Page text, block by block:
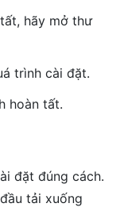
hãy mở thư
trình cài đặt.
hoàn tất.
đặt đúng cách.
tải xuống